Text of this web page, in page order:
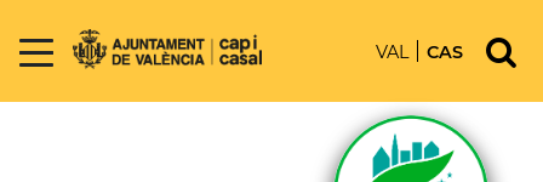
VAL CAS